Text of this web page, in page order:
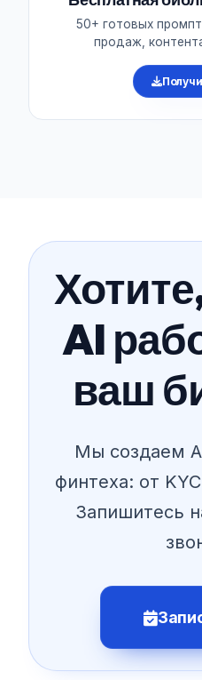
50+ готовых
продаж,
AI
ваш
Мы создаем
финтеха: от
Запишитесь